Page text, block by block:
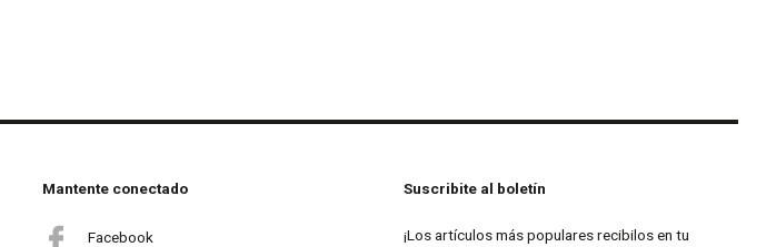
Mantente conectado
Facebook
Suscribite al boletín
¡Los artículos más populares recibilos en tu